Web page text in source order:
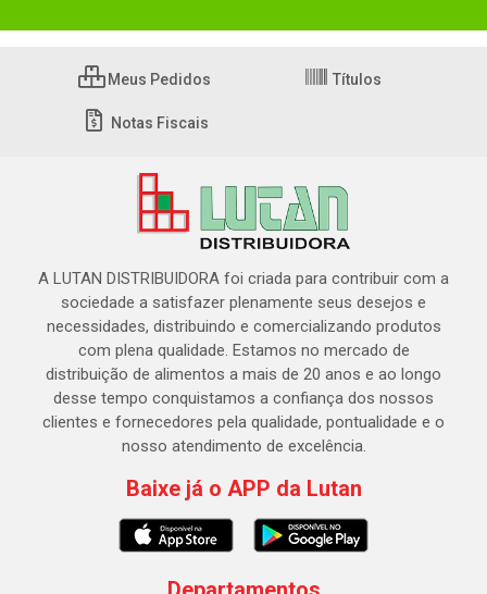
Meus Pedidos Títulos
Notas Fiscais
A LUTAN DISTRIBUIDORA foi criada para contribuir com a
sociedade a satisfazer plenamente seus desejos e
necessidades, distribuindo e comercializando produtos
com plena qualidade. Estamos no mercado de
distribuição de alimentos a mais de 20 anos e ao longo
desse tempo conquistamos a confiança dos nossos
clientes e fornecedores pela qualidade, pontualidade e o
nosso atendimento de excelência.
Baixe já o APP da Lutan